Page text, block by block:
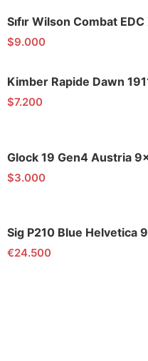
Sıfır Wilson Combat
$9.000
$7.200
Glock 19 Gen4 Austria
$3.000
€24.500